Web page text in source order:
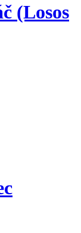
(Losos